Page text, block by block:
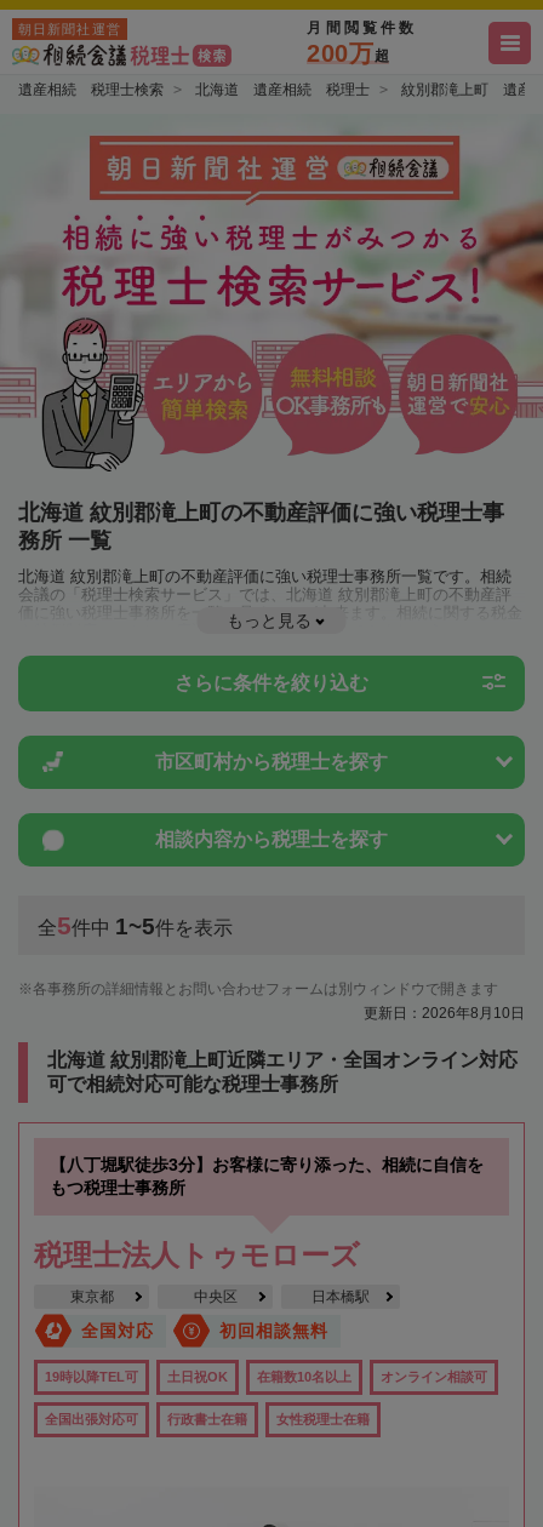
朝日新聞社運営 月間閲覧件数
200万超
遺産相続 税理士検索 北海道 遺産相続 税理士 紋別郡滝上町 遺産
北海道 紋別郡滝上町の不動産評価に強い税理士事
務所 一覧
北海道 紋別郡滝上町の不動産評価に強い税理士事務所一覧です。相続
会議の「税理士検索サービス」では、北海道 紋別郡滝上町の不動産評
価に強い税理士事務所を一覧で見ることが出来ます。相続に関する税金
や特例制度のことは一度近隣の税理士に相談してみましょう。
もっと見る
さらに条件を絞り込む
市区町村から税理士を探す
相談内容から税理士を探す
全5件中 1~5件を表示
各事務所の詳細情報とお問い合わせフォームは別ウィンドウで開きます
更新日：2026年8月10日
北海道 紋別郡滝上町近隣エリア・全国オンライン対応
可で相続対応可能な税理士事務所
【八丁堀駅徒歩3分】お客様に寄り添った、相続に自信を
もつ税理士事務所
税理士法人トゥモローズ
東京都 中央区 日本橋駅
全国対応 初回相談無料
19時以降TEL可 土日祝OK 在籍数10名以上 オンライン相談可
全国出張対応可 行政書士在籍 女性税理士在籍